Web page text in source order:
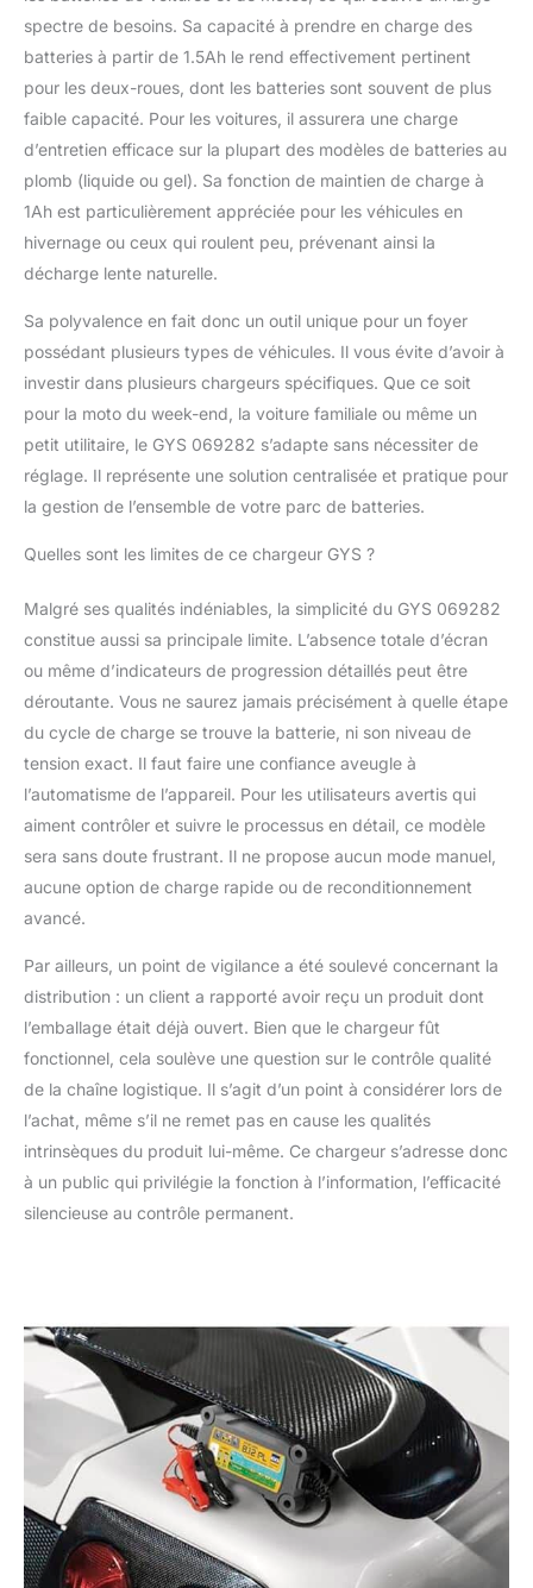
spectre de besoins. Sa capacité à prendre en charge des
batteries à partir de 1.5Ah le rend effectivement pertinent
pour les deux-roues, dont les batteries sont souvent de plus
faible capacité. Pour les voitures, il assurera une charge
d’entretien efficace sur la plupart des modèles de batteries au
plomb (liquide ou gel). Sa fonction de maintien de charge à
1Ah est particulièrement appréciée pour les véhicules en
hivernage ou ceux qui roulent peu, prévenant ainsi la
décharge lente naturelle.
Sa polyvalence en fait donc un outil unique pour un foyer
possédant plusieurs types de véhicules. Il vous évite d’avoir à
investir dans plusieurs chargeurs spécifiques. Que ce soit
pour la moto du week-end, la voiture familiale ou même un
petit utilitaire, le GYS 069282 s’adapte sans nécessiter de
réglage. Il représente une solution centralisée et pratique pour
la gestion de l’ensemble de votre parc de batteries.
Quelles sont les limites de ce chargeur GYS ?
Malgré ses qualités indéniables, la simplicité du GYS 069282
constitue aussi sa principale limite. L’absence totale d’écran
ou même d’indicateurs de progression détaillés peut être
déroutante. Vous ne saurez jamais précisément à quelle étape
du cycle de charge se trouve la batterie, ni son niveau de
tension exact. Il faut faire une confiance aveugle à
l’automatisme de l’appareil. Pour les utilisateurs avertis qui
aiment contrôler et suivre le processus en détail, ce modèle
sera sans doute frustrant. Il ne propose aucun mode manuel,
aucune option de charge rapide ou de reconditionnement
avancé.
Par ailleurs, un point de vigilance a été soulevé concernant la
distribution : un client a rapporté avoir reçu un produit dont
l’emballage était déjà ouvert. Bien que le chargeur fût
fonctionnel, cela soulève une question sur le contrôle qualité
de la chaîne logistique. Il s’agit d’un point à considérer lors de
l’achat, même s’il ne remet pas en cause les qualités
intrinsèques du produit lui-même. Ce chargeur s’adresse donc
à un public qui privilégie la fonction à l’information, l’efficacité
silencieuse au contrôle permanent.